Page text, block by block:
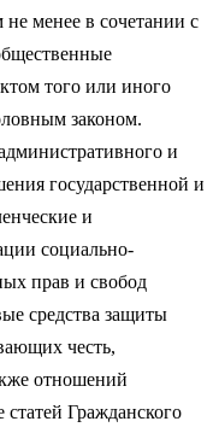
менее в сочетании с
того или иного
законом.
и
государственной и
и
социально-
прав и свобод
средства защиты
честь,
отношений
Гражданского